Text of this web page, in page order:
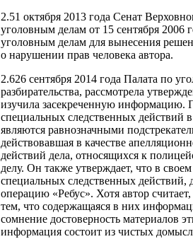
2.51 октября 2013 года Сенат
уголовным делам от 15 сентября 2006
уголовным делам для вынесения
о нарушении прав человека автора.
2.626 сентября 2014 года Палата по
разбирательства, рассмотрела
изучила засекреченную информацию.
специальных следственных действий
являются равнозначными
действовавшая в качестве
действий дела, относящихся к
делу. Он также утверждает, что в
специальных следственных действий,
операцию «Ребус». Хотя автор
тем, что содержащаяся в них
сомнение достоверность материалов
информация состоит из чистых